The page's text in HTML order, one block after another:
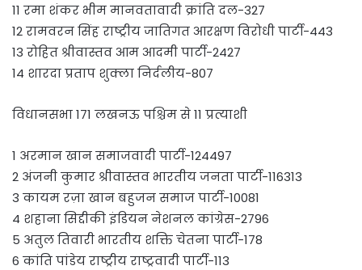
11 रमा शंकर भीम मानवतावादी क्रांति दल-327
12 रामवरन सिंह राष्ट्रीय जातिगत आरक्षण विरोधी पार्टी-443
13 रोहित श्रीवास्तव आम आदमी पार्टी-2427
14 शारदा प्रताप शुक्ला निर्दलीय-807
विधानसभा 171 लखनऊ पश्चिम से 11 प्रत्याशी
1 अरमान खान समाजवादी पार्टी-124497
2 अंजनी कुमार श्रीवास्तव भारतीय जनता पार्टी-116313
3 कायम रज़ा खान बहुजन समाज पार्टी-10081
4 शहाना सिद्दीकी इंडियन नेशनल कांग्रेस-2796
5 अतुल तिवारी भारतीय शक्ति चेतना पार्टी-178
6 कांति पांडेय राष्ट्रीय राष्ट्रवादी पार्टी-113